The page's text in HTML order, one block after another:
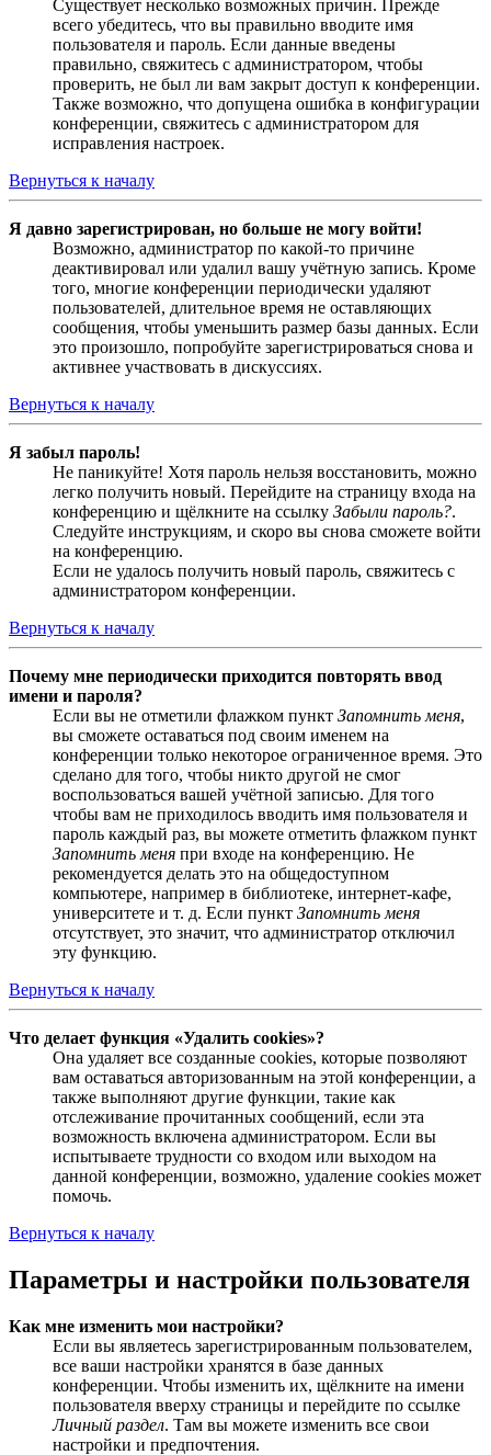
Существует несколько возможных причин. Прежде
всего убедитесь, что вы правильно вводите имя
пользователя и пароль. Если данные введены
правильно, свяжитесь с администратором, чтобы
проверить, не был ли вам закрыт доступ к конференции.
Также возможно, что допущена ошибка в конфигурации
конференции, свяжитесь с администратором для
исправления настроек.
Вернуться к началу
Я давно зарегистрирован, но больше не могу войти!
Возможно, администратор по какой-то причине
деактивировал или удалил вашу учётную запись. Кроме
того, многие конференции периодически удаляют
пользователей, длительное время не оставляющих
сообщения, чтобы уменьшить размер базы данных. Если
это произошло, попробуйте зарегистрироваться снова и
активнее участвовать в дискуссиях.
Вернуться к началу
Я забыл пароль!
Не паникуйте! Хотя пароль нельзя восстановить, можно
легко получить новый. Перейдите на страницу входа на
конференцию и щёлкните на ссылку Забыли пароль?.
Следуйте инструкциям, и скоро вы снова сможете войти
на конференцию.
Если не удалось получить новый пароль, свяжитесь с
администратором конференции.
Вернуться к началу
Почему мне периодически приходится повторять ввод
имени и пароля?
Если вы не отметили флажком пункт Запомнить меня,
вы сможете оставаться под своим именем на
конференции только некоторое ограниченное время. Это
сделано для того, чтобы никто другой не смог
воспользоваться вашей учётной записью. Для того
чтобы вам не приходилось вводить имя пользователя и
пароль каждый раз, вы можете отметить флажком пункт
Запомнить меня при входе на конференцию. Не
рекомендуется делать это на общедоступном
компьютере, например в библиотеке, интернет-кафе,
университете и т. д. Если пункт Запомнить меня
отсутствует, это значит, что администратор отключил
эту функцию.
Вернуться к началу
Что делает функция «Удалить cookies»?
Она удаляет все созданные cookies, которые позволяют
вам оставаться авторизованным на этой конференции, а
также выполняют другие функции, такие как
отслеживание прочитанных сообщений, если эта
возможность включена администратором. Если вы
испытываете трудности со входом или выходом на
данной конференции, возможно, удаление cookies может
помочь.
Вернуться к началу
Параметры и настройки пользователя
Как мне изменить мои настройки?
Если вы являетесь зарегистрированным пользователем,
все ваши настройки хранятся в базе данных
конференции. Чтобы изменить их, щёлкните на имени
пользователя вверху страницы и перейдите по ссылке
Личный раздел. Там вы можете изменить все свои
настройки и предпочтения.